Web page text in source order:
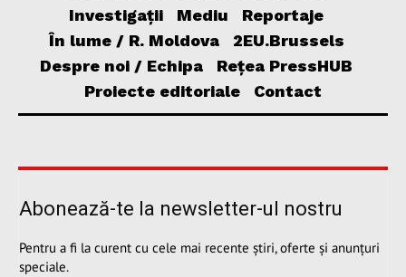
Investigații
Mediu
Reportaje
În lume / R. Moldova
2EU.Brussels
Despre noi / Echipa
Rețea PressHUB
Proiecte editoriale
Contact
Abonează-te la newsletter-ul nostru
Pentru a fi la curent cu cele mai recente știri, oferte și anunțuri
speciale.